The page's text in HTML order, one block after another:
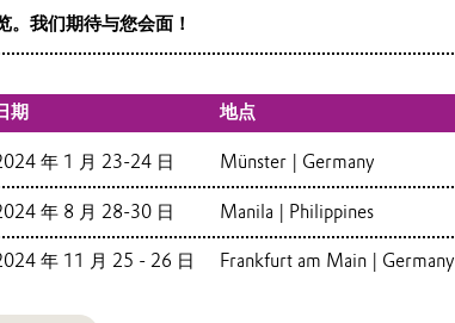
。我们期待与您会面！
期 地点
年 1 月 23-24 日 Münster | Germany
年 8 月 28-30 日 Manila | Philippines
年 11 月 25 - 26 日 Frankfurt am Main | Germany